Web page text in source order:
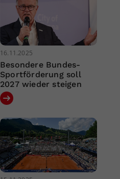
16.11.2025
Besondere Bundes-
Sportförderung soll
2027 wieder steigen